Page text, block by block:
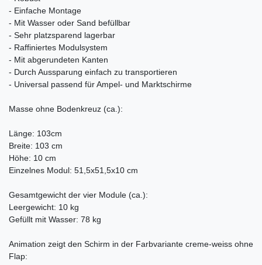
- Einfache Montage
- Mit Wasser oder Sand befüllbar
- Sehr platzsparend lagerbar
- Raffiniertes Modulsystem
- Mit abgerundeten Kanten
- Durch Aussparung einfach zu transportieren
- Universal passend für Ampel- und Marktschirme
Masse ohne Bodenkreuz (ca.):
Länge: 103cm
Breite: 103 cm
Höhe: 10 cm
Einzelnes Modul: 51,5x51,5x10 cm
Gesamtgewicht der vier Module (ca.):
Leergewicht: 10 kg
Gefüllt mit Wasser: 78 kg
Animation zeigt den Schirm in der Farbvariante creme-weiss ohne
Flap: